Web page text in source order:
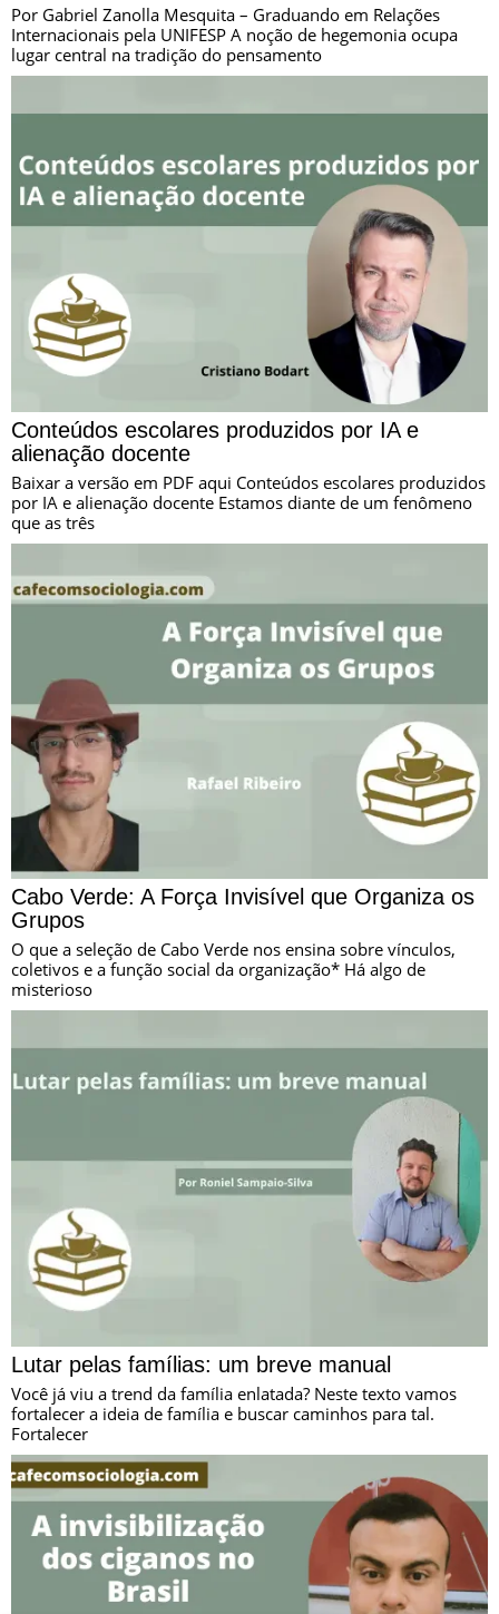
Por Gabriel Zanolla Mesquita – Graduando em Relações
Internacionais pela UNIFESP A noção de hegemonia ocupa
lugar central na tradição do pensamento
Conteúdos escolares produzidos por IA e
alienação docente
Baixar a versão em PDF aqui Conteúdos escolares produzidos
por IA e alienação docente Estamos diante de um fenômeno
que as três
Cabo Verde: A Força Invisível que Organiza os
Grupos
O que a seleção de Cabo Verde nos ensina sobre vínculos,
coletivos e a função social da organização* Há algo de
misterioso
Lutar pelas famílias: um breve manual
Você já viu a trend da família enlatada? Neste texto vamos
fortalecer a ideia de família e buscar caminhos para tal.
Fortalecer